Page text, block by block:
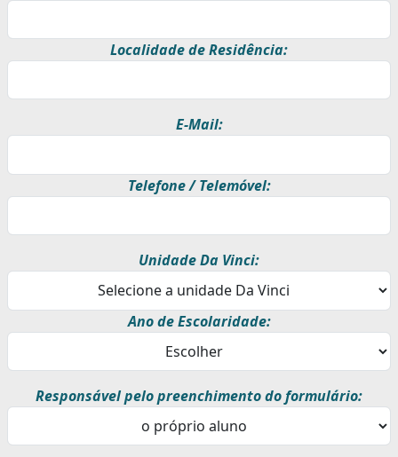
Localidade de Residência:
E-Mail:
Telefone / Telemóvel:
Unidade Da Vinci:
Ano de Escolaridade:
Responsável pelo preenchimento do formulário: